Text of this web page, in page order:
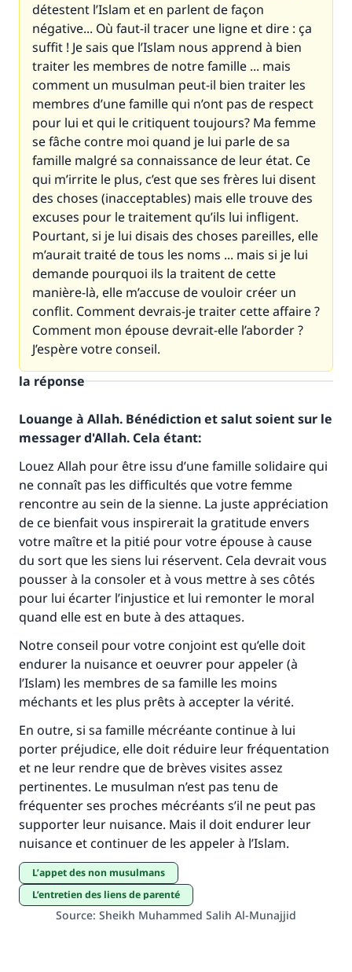
détestent l’Islam et en parlent de façon
négative... Où faut-il tracer une ligne et dire : ça
suffit ! Je sais que l’Islam nous apprend à bien
traiter les membres de notre famille ... mais
comment un musulman peut-il bien traiter les
membres d’une famille qui n’ont pas de respect
pour lui et qui le critiquent toujours? Ma femme
se fâche contre moi quand je lui parle de sa
famille malgré sa connaissance de leur état. Ce
qui m’irrite le plus, c’est que ses frères lui disent
des choses (inacceptables) mais elle trouve des
excuses pour le traitement qu’ils lui infligent.
Pourtant, si je lui disais des choses pareilles, elle
m’aurait traité de tous les noms ... mais si je lui
demande pourquoi ils la traitent de cette
manière-là, elle m’accuse de vouloir créer un
conflit. Comment devrais-je traiter cette affaire ?
Comment mon épouse devrait-elle l’aborder ?
J’espère votre conseil.
la réponse
Louange à Allah. Bénédiction et salut soient sur le
messager d'Allah. Cela étant:
Louez Allah pour être issu d’une famille solidaire qui
ne connaît pas les difficultés que votre femme
rencontre au sein de la sienne. La juste appréciation
de ce bienfait vous inspirerait la gratitude envers
votre maître et la pitié pour votre épouse à cause
du sort que les siens lui réservent. Cela devrait vous
pousser à la consoler et à vous mettre à ses côtés
pour lui écarter l’injustice et lui remonter le moral
quand elle est en bute à des attaques.
Notre conseil pour votre conjoint est qu’elle doit
endurer la nuisance et oeuvrer pour appeler (à
l’Islam) les membres de sa famille les moins
méchants et les plus prêts à accepter la vérité.
En outre, si sa famille mécréante continue à lui
porter préjudice, elle doit réduire leur fréquentation
et ne leur rendre que de brèves visites assez
pertinentes. Le musulman n’est pas tenu de
fréquenter ses proches mécréants s’il ne peut pas
supporter leur nuisance. Mais il doit endurer leur
nuisance et continuer de les appeler à l’Islam.
L’appet des non musulmans
L’entretien des liens de parenté
Source: Sheikh Muhammed Salih Al-Munajjid
Faites une différence dans la vie de
millions de personnes grâce à votre
contribution
Le Messager d'Allah (Paix sur lui) a dit:
"Celui qui indique une bonne action obtient la
même récompense que celui qui le fait."
(MOUSLIM 1893)
Soutenez IslamQA